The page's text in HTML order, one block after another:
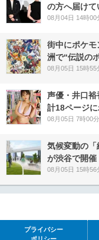
の方へ届けて
08月04日 14時00
街中にポケ
洲で“伝説の
08月05日 15時55
声優・井口裕
計18ページに
08月05日 7時00分
気候変動の「
が渋谷で開
08月05日 15時56
プライバシー